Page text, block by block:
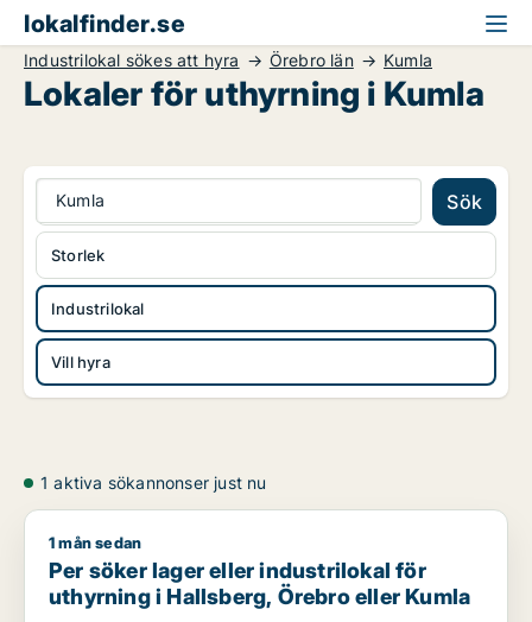
lokalfinder.se
Industrilokal sökes att hyra Örebro län Kumla
Lokaler för uthyrning i Kumla
Kumla Sök
Industrilokal
Vill hyra
Storlek
1 aktiva sökannonser just nu
Per söker lager eller industrilokal för uthyrning i Hallsberg,
1 mån sedan
Per söker lager eller industrilokal för
uthyrning i Hallsberg, Örebro eller Kumla